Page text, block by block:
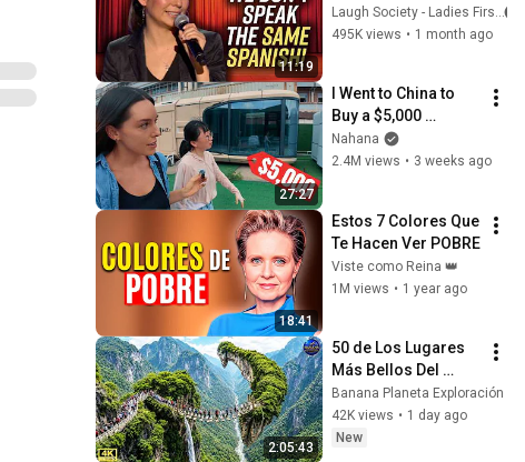
11:19
Florida Latinos |
Anjelah Johnson
Laugh Society - Ladies First
495K views • 1 month ago
27:27
I Went to China to
Buy a $5,000
Modular Home —
What's the Real
Nahana
2.4M views • 3 weeks ago
18:41
Estos 7 Colores Que
Te Hacen Ver POBRE
Viste como Reina 👑
1M views • 1 year ago
2:05:43
50 de Los Lugares
Más Bellos Del
Planeta Que
Sorprendieron al
Mundo |
Banana Planeta Exploración
42K views • 1 day ago
New